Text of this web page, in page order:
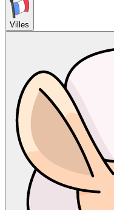
Villes